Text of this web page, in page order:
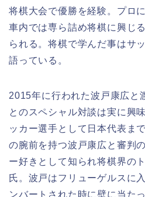
将棋大会で優勝を経験。プロ
車内では専ら詰め将棋に興じ
られる。将棋で学んだ事はサ
語っている。
2015年に行われた波戸康広と
とのスペシャル対談は実に興
ッカー選手として日本代表ま
の腕前を持つ波戸康広と審判
ー好きとして知られ将棋界の
氏。波戸はフリューゲルスに
ンバートされた時に壁に当た